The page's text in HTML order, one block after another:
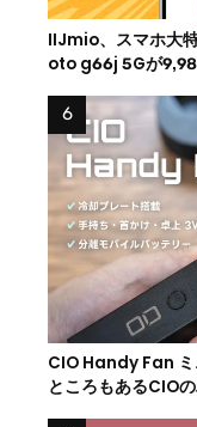
IIJmio、スマホ大
oto g66j 5Gが
CIO Handy Fan ミ
ところもあるCIO